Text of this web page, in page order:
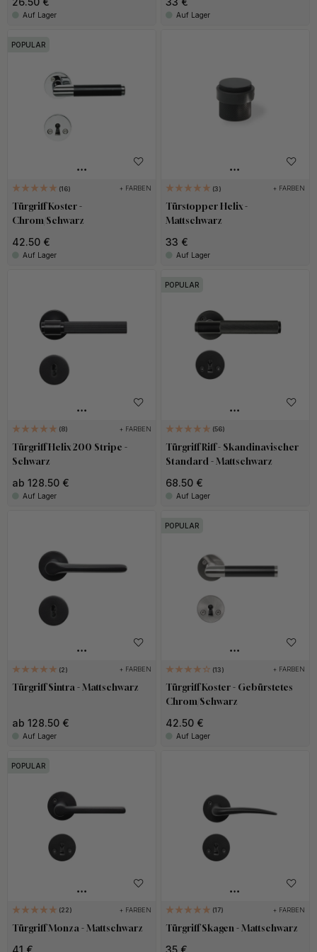
Auf Lager Auf Lager
POPULAR
16 + FARBEN
Türgriff Koster -
Chrom/Schwarz
42.50 €
Auf Lager
3 + FARBEN
Türstopper Helix -
Mattschwarz
33 €
Auf Lager
8 + FARBEN
Türgriff Helix 200 Stripe -
Schwarz
ab 128.50 €
Auf Lager
POPULAR
56
Türgriff Riff - Skandinavischer
Standard - Mattschwarz
68.50 €
Auf Lager
2 + FARBEN
Türgriff Sintra - Mattschwarz
ab 128.50 €
Auf Lager
POPULAR
13 + FARBEN
Türgriff Koster - Gebürstetes
Chrom/Schwarz
42.50 €
Auf Lager
POPULAR
22 + FARBEN
Türgriff Monza - Mattschwarz
41 €
17 + FARBEN
Türgriff Skagen - Mattschwarz
35 €